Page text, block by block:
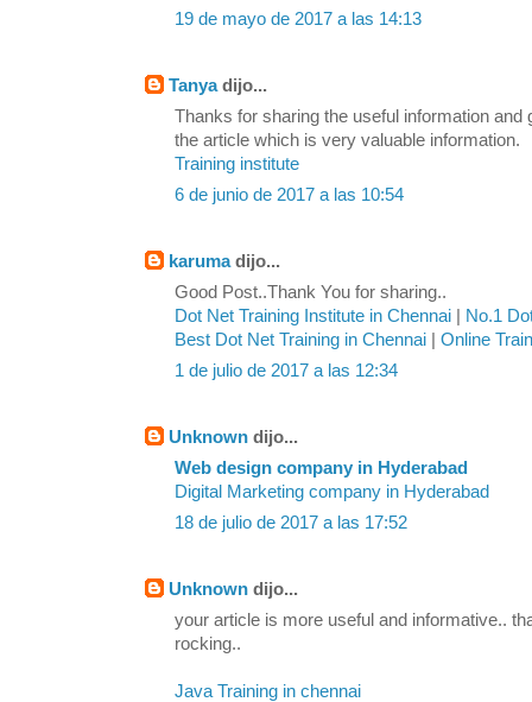
19 de mayo de 2017 a las 14:13
Tanyadijo...
Thanks for sharing the useful information and
the article which is very valuable information.
Training institute
6 de junio de 2017 a las 10:54
karumadijo...
Good Post..Thank You for sharing..
Dot Net Training Institute in Chennai
No.1
Best Dot Net Training in Chennai
Online
1 de julio de 2017 a las 12:34
Unknown dijo...
Web design company in Hyderabad
Digital Marketing company in Hyderabad
18 de julio de 2017 a las 17:52
Unknown dijo...
your article is more useful and informative..
rocking..
Java Training in chennai